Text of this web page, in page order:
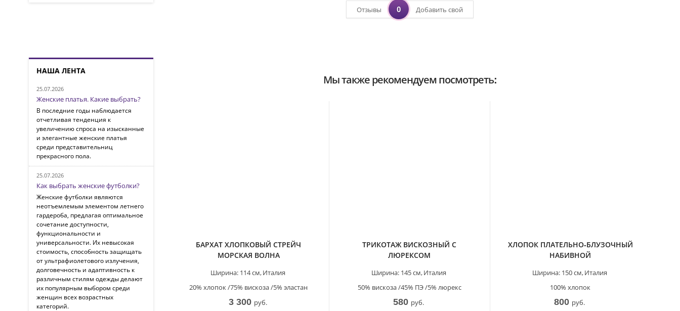
НАША ЛЕНТА
25.07.2026
Женские платья. Какие выбрать?
В последние годы наблюдается
отчетливая тенденция к
увеличению спроса на изысканные
и элегантные женские платья
среди представительниц
прекрасного пола.
25.07.2026
Как выбрать женские футболки?
Женские футболки являются
неотъемлемым элементом летнего
гардероба, предлагая оптимальное
сочетание доступности,
функциональности и
универсальности. Их невысокая
стоимость, способность защищать
от ультрафиолетового излучения,
долговечность и адаптивность к
различным стилям одежды делают
их популярным выбором среди
женщин всех возрастных
категорий.
Отзывы 0 Добавить свой
Мы также рекомендуем посмотреть:
БАРХАТ ХЛОПКОВЫЙ СТРЕЙЧ
МОРСКАЯ ВОЛНА
Италия
Ширина: 114 см,
20% хлопок /75% вискоза /5% эластан
3 300 руб.
ТРИКОТАЖ ВИСКОЗНЫЙ С
ЛЮРЕКСОМ
Италия
Ширина: 145 см,
50% вискоза /45% ПЭ /5% люрекс
580 руб.
ХЛОПОК ПЛАТЕЛЬНО-БЛУЗОЧНЫЙ
НАБИВНОЙ
Италия
Ширина: 150 см,
100% хлопок
800 руб.